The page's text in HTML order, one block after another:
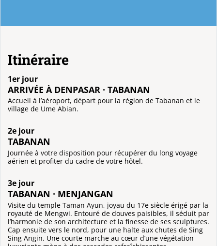
Itinéraire
1er jour
ARRIVÉE À DENPASAR · TABANAN
Accueil à l’aéroport, départ pour la région de Tabanan et le
village de Ume Abian.
2e jour
TABANAN
Journée à votre disposition pour récupérer du long voyage
aérien et profiter du cadre de votre hôtel.
3e jour
TABANAN · MENJANGAN
Visite du temple Taman Ayun, joyau du 17e siècle érigé par la
royauté de Mengwi. Entouré de douves paisibles, il séduit par
l’harmonie de son architecture et la finesse de ses sculptures.
Cap ensuite vers le nord, pour une halte aux chutes de Sing
Sing Angin. Une courte marche au cœur d’une végétation